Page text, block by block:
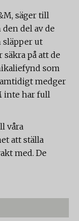
säger till
del av de
släpper ut
på att de
som
medger
inte har full
våra
att ställa
med. De